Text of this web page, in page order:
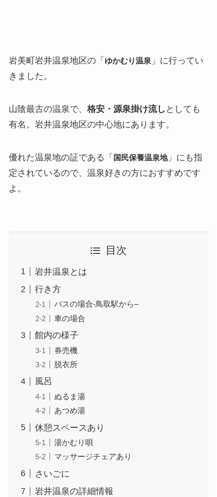
岩美町岩井温泉地区の「 ゆかむり温泉」に行ってい
きました。
山陰最古の温泉で、 格安・源泉掛け流し としても
有名。岩井温泉地区の中心地にあります。
優れた温泉地の証である「 国民保養温泉地」にも指
定されているので、温泉好きの方におすすめです
よ。
目次
岩井温泉とは
行き方
バスの場合-鳥取駅から–
車の場合
館内の様子
券売機
脱衣所
風呂
ぬるま湯
あつめ湯
休憩スペースあり
湯かむり唄
マッサージチェアあり
さいごに
岩井温泉の詳細情報